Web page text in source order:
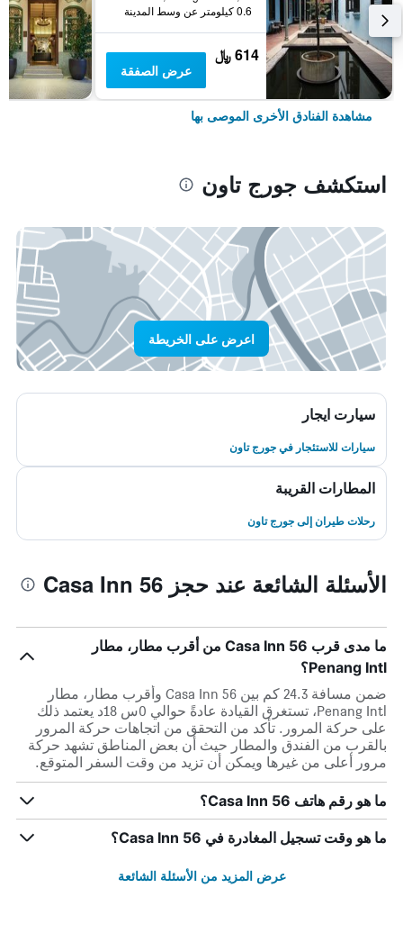
0.6 كيلومتر عن وسط المدينة
614 ﷼
عرض الصفقة
مشاهدة الفنادق الأخرى الموصى بها
استكشف جورج تاون
اعرض على الخريطة
سيارت ايجار
سيارات للاستئجار في جورج تاون
المطارات القريبة
رحلات طيران إلى جورج تاون
الأسئلة الشائعة عند حجز Casa Inn 56
ما مدى قرب Casa Inn 56 من أقرب مطار، مطار
Penang Intl؟
ضمن مسافة 24.3 كم بين Casa Inn 56 وأقرب مطار، مطار
Penang Intl، تستغرق القيادة عادةً حوالي 0س 18د يعتمد ذلك
على حركة المرور. تأكد من التحقق من اتجاهات حركة المرور
بالقرب من الفندق والمطار حيث أن بعض المناطق تشهد حركة
مرور أعلى من غيرها ويمكن أن تزيد من وقت السفر المتوقع.
ما هو رقم هاتف Casa Inn 56؟
ما هو وقت تسجيل المغادرة في Casa Inn 56؟
عرض المزيد من الأسئلة الشائعة